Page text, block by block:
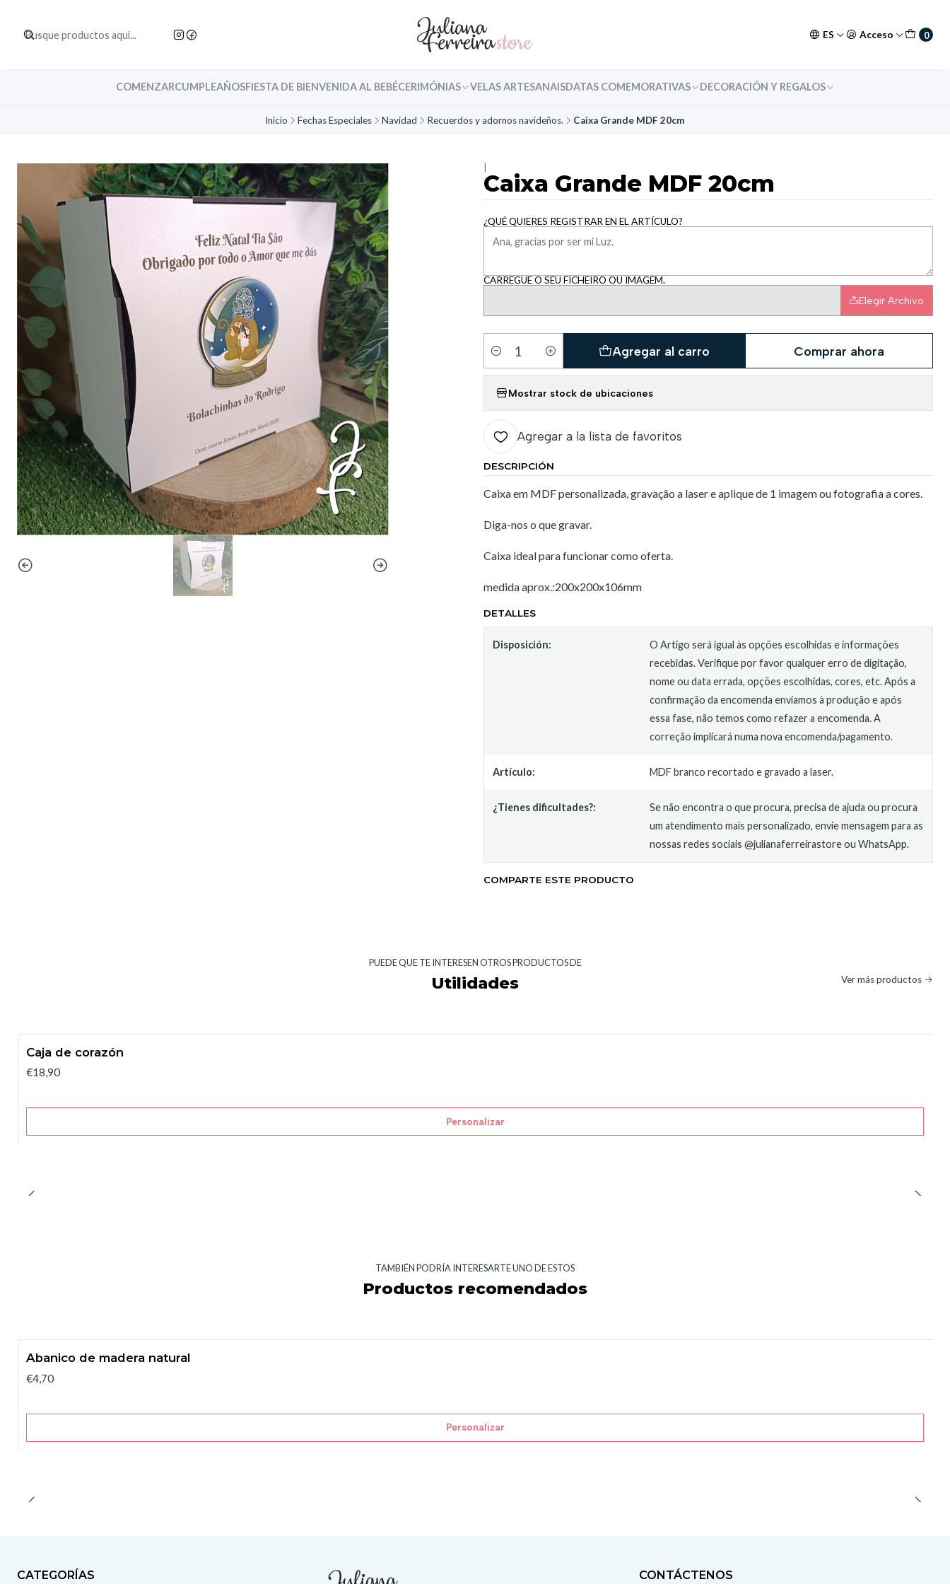
ES Acceso 0
COMENZARCUMPLEAÑOSFIESTA DE BIENVENIDA AL BEBÉCERIMÓNIAS VELAS ARTESANAISDATAS COMEMORATIVAS DECORACIÓN Y REGALOS
Inicio Fechas Especiales Navidad Recuerdos y adornos navideños. Caixa Grande MDF 20cm
Caixa Grande MDF 20cm
¿QUÉ QUIERES REGISTRAR EN EL ARTÍCULO?
CARREGUE O SEU FICHEIRO OU IMAGEM.
Elegir Archivo
Cantidad
Agregar al carro Comprar ahora
Mostrar stock de ubicaciones
Agregar a la lista de favoritos
DESCRIPCIÓN
Caixa em MDF personalizada, gravação a laser e aplique de 1 imagem ou fotografia a cores.
Diga-nos o que gravar.
Caixa ideal para funcionar como oferta.
medida aprox.:200x200x106mm
DETALLES
Disposición:
O Artigo será igual às opções escolhidas e informações
recebidas. Verifique por favor qualquer erro de digitação,
nome ou data errada, opções escolhidas, cores, etc. Após a
confirmação da encomenda enviamos à produção e após
essa fase, não temos como refazer a encomenda. A
correção implicará numa nova encomenda/pagamento.
Artículo: MDF branco recortado e gravado a laser.
¿Tienes dificultades?:
Se não encontra o que procura, precisa de ajuda ou procura
um atendimento mais personalizado, envie mensagem para as
nossas redes sociais @julianaferreirastore ou WhatsApp.
COMPARTE ESTE PRODUCTO
PUEDE QUE TE INTERESEN OTROS PRODUCTOS DE
Utilidades Ver más productos
Caja de corazón
€18,90
Personalizar
TAMBIÉN PODRÍA INTERESARTE UNO DE ESTOS
Productos recomendados
Abanico de madera natural
€4,70
Personalizar
CATEGORÍAS CONTÁCTENOS